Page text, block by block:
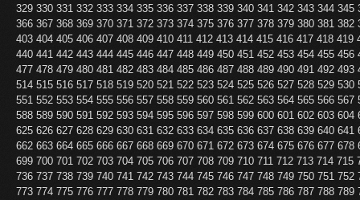
329 330 331 332 333 334 335 336 337 338 339 340 341 342 343 344 345
366 367 368 369 370 371 372 373 374 375 376 377 378 379 380 381 382
403 404 405 406 407 408 409 410 411 412 413 414 415 416 417 418 419
440 441 442 443 444 445 446 447 448 449 450 451 452 453 454 455 456
477 478 479 480 481 482 483 484 485 486 487 488 489 490 491 492 493
514 515 516 517 518 519 520 521 522 523 524 525 526 527 528 529 530
551 552 553 554 555 556 557 558 559 560 561 562 563 564 565 566 567
588 589 590 591 592 593 594 595 596 597 598 599 600 601 602 603 604
625 626 627 628 629 630 631 632 633 634 635 636 637 638 639 640 641
662 663 664 665 666 667 668 669 670 671 672 673 674 675 676 677 678
699 700 701 702 703 704 705 706 707 708 709 710 711 712 713 714 715
736 737 738 739 740 741 742 743 744 745 746 747 748 749 750 751 752
773 774 775 776 777 778 779 780 781 782 783 784 785 786 787 788 789